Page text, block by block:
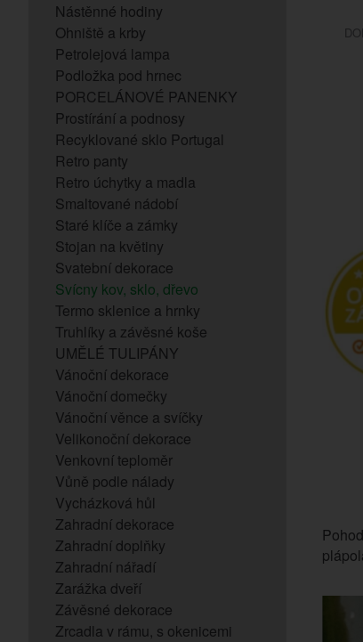
Nástěnné hodiny
Ohniště a krby
Petrolejová lampa
Podložka pod hrnec
PORCELÁNOVÉ PANENKY
Prostírání a podnosy
Recyklované sklo Portugal
Retro panty
Retro úchytky a madla
Smaltované nádobí
Staré klíče a zámky
Stojan na květiny
Svatební dekorace
Svícny kov, sklo, dřevo
Termo sklenice a hrnky
Truhlíky a závěsné koše
UMĚLÉ TULIPÁNY
Vánoční dekorace
Vánoční domečky
Vánoční věnce a svíčky
Velikonoční dekorace
Venkovní teploměr
Vůně podle nálady
Vycházková hůl
Zahradní dekorace
Zahradní doplňky
Zahradní nářadí
Zarážka dveří
Závěsné dekorace
Zrcadla v rámu, s okenicemi